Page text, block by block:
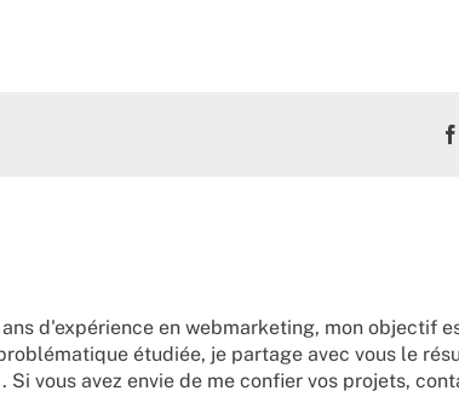
d'expérience en webmarketing, mon objectif
étudiée, je partage avec vous le
vous avez envie de me confier vos projets,